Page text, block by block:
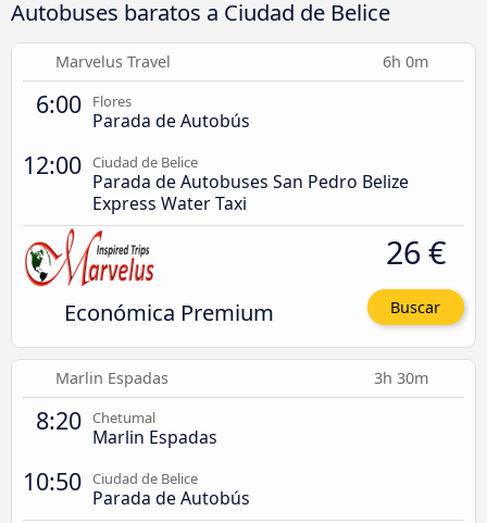
Autobuses baratos a Ciudad de Belice
Marvelus Travel 6h 0m
6:00 Flores
Parada de Autobús
12:00 Ciudad de Belice
Parada de Autobuses San Pedro Belize
Express Water Taxi
Económica Premium
26 €
Buscar
Marlin Espadas 3h 30m
8:20 Chetumal
Marlin Espadas
10:50 Ciudad de Belice
Parada de Autobús